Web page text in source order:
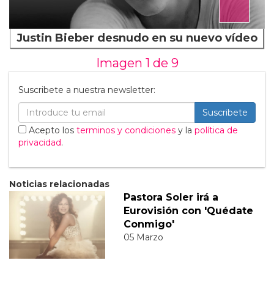
Justin Bieber desnudo en su nuevo vídeo
Imagen 1 de 9
Suscribete a nuestra newsletter:
Suscribete
Acepto los terminos y condiciones y la política de
privacidad.
Noticias relacionadas
Pastora Soler irá a
Eurovisión con 'Quédate
Conmigo'
05 Marzo